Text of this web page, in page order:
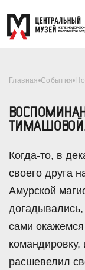
Главная События
Когда-то, в
своего друга
Амурской
догадывались,
сами
командировку,
расшевелил